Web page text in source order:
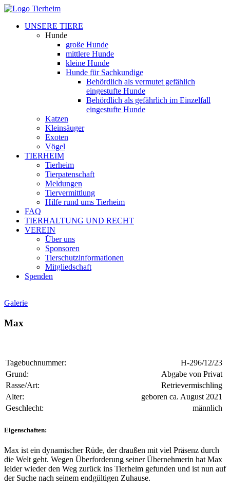
UNSERE TIERE
Hunde
große Hunde
mittlere Hunde
kleine Hunde
Hunde für Sachkundige
Behördlich als vermutet gefählich
eingestufte Hunde
Behördlich als gefährlich im Einzelfall
eingestufte Hunde
Katzen
Kleinsäuger
Exoten
Vögel
TIERHEIM
Tierheim
Tierpatenschaft
Meldungen
Tiervermittlung
Hilfe rund ums Tierheim
FAQ
TIERHALTUNG UND RECHT
VEREIN
Über uns
Sponsoren
Tierschutzinformationen
Mitgliedschaft
Spenden
Galerie
Max
Tagebuchnummer:
H-296/12/23
Grund:
Abgabe von Privat
Rasse/Art:
Retrievermischling
Alter:
geboren ca. August 2021
Geschlecht:
männlich
Eigenschaften:
Max ist ein dynamischer Rüde, der draußen mit viel Präsenz durch
die Welt geht. Wegen Überforderung seiner Übernehmerin hat Max
leider wieder den Weg zurück ins Tierheim gefunden und ist nun auf
der Suche nach seinem endgültigen Zuhause.